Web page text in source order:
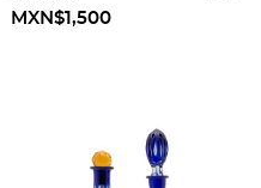
original 31 cm al...
MXN$1,500